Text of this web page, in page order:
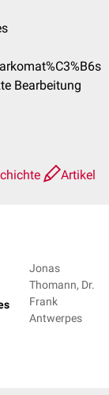
Bearbeitung
Artikel
Jonas
Thomann, Dr.
Frank
Antwerpes